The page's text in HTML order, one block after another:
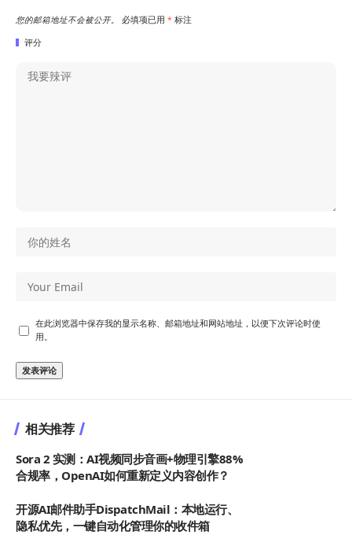
您的邮箱地址不会被公开。 必填项已用 * 标注
评分
在此浏览器中保存我的显示名称、邮箱地址和网站地址，以便下次评论时使
用。
相关推荐
Sora 2 实测：AI视频同步音画+物理引擎88%
合规率，OpenAI如何重新定义内容创作？
开源AI邮件助手DispatchMail：本地运行、
隐私优先，一键自动化管理你的收件箱